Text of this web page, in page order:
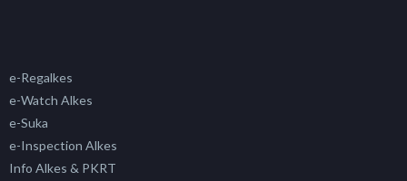
e-Regalkes
e-Watch Alkes
e-Suka
e-Inspection Alkes
Info Alkes & PKRT